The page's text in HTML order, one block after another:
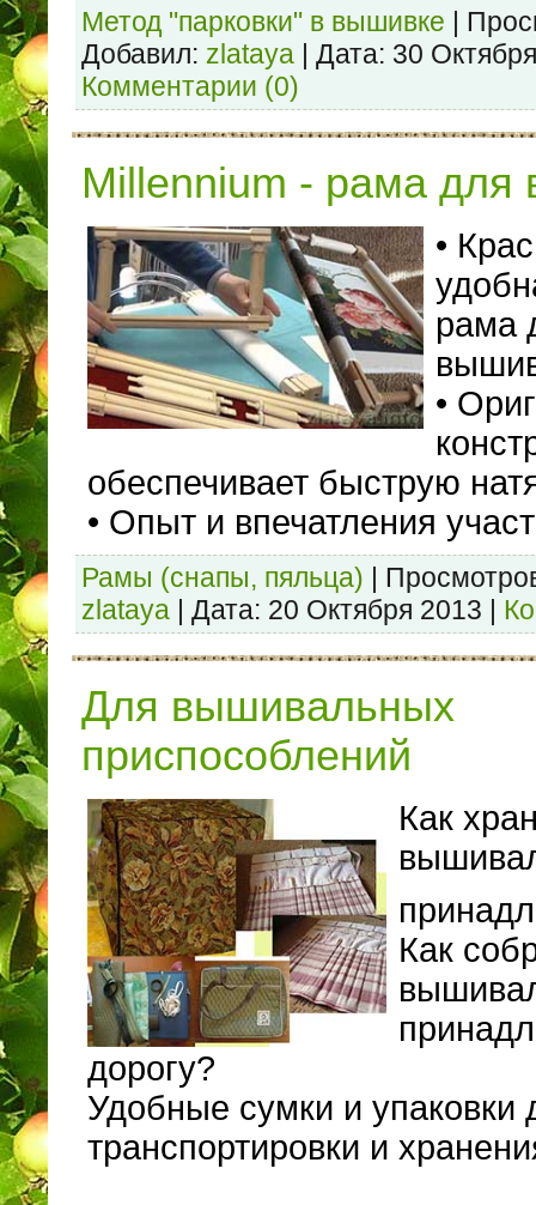
Метод "парковки" в вышивке |
Добавил: zlataya | Дата: 30
Комментарии (0)
Millennium - рама для
•
рама
•
обеспечивает быструю
• Опыт и впечатления
Рамы (снапы, пяльца) |
zlataya | Дата: 20 Октября 2013 |
Для вышивальных
приспособлений
Как
Как
дорогу?
Удобные сумки и упаковки
транспортировки и